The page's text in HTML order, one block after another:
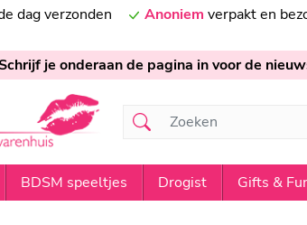
dag verzonden Anoniem verpakt en
je onderaan de pagina in voor de
BDSM speeltjes Drogist Gifts &